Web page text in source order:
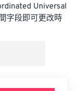
Universal
字段即可更改時